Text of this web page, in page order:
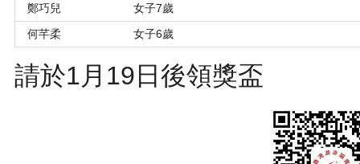
鄭巧兒
女子7歲
何芊柔
女子6歲
請於1月19日後領獎盃